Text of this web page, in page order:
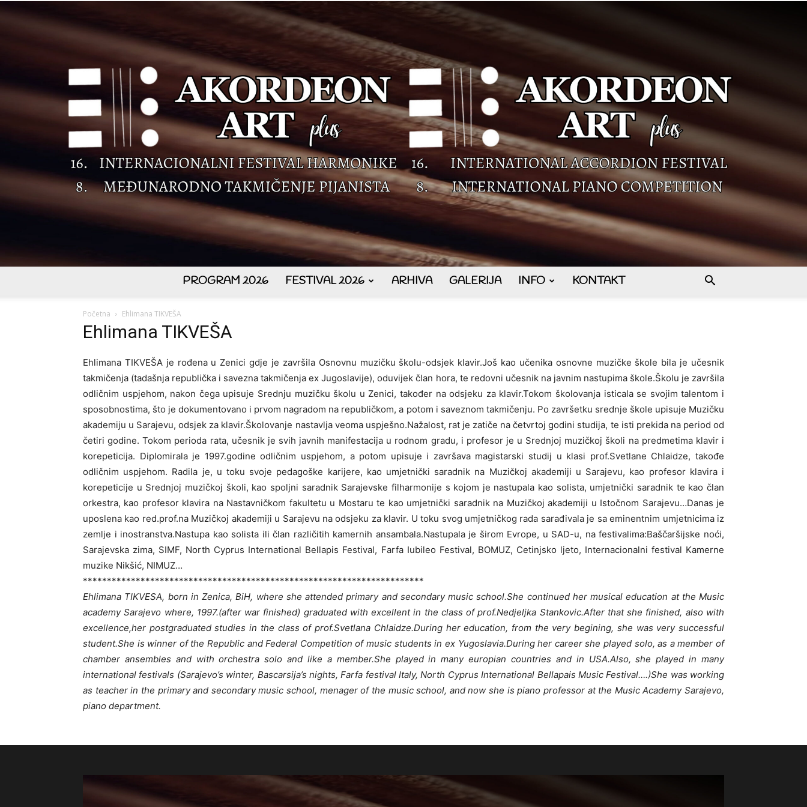
ART
plus
PROGRAM 2026 FESTIVAL 2026 ARHIVA GALERIJA INFO KONTAKT
Početna Ehlimana TIKVEŠA
Ehlimana TIKVEŠA
Ehlimana TIKVEŠA je rođena u Zenici gdje je završila Osnovnu muzičku školu-odsjek klavir.Još kao učenika osnovne muzičke škole bila je učesnik
takmičenja (tadašnja republička i savezna takmičenja ex Jugoslavije), oduvijek član hora, te redovni učesnik na javnim nastupima škole.Školu je završila
odličnim uspjehom, nakon čega upisuje Srednju muzičku školu u Zenici, također na odsjeku za klavir.Tokom školovanja isticala se svojim talentom i
sposobnostima, što je dokumentovano i prvom nagradom na republičkom, a potom i saveznom takmičenju. Po završetku srednje škole upisuje Muzičku
akademiju u Sarajevu, odsjek za klavir.Školovanje nastavlja veoma uspješno.Nažalost, rat je zatiče na četvrtoj godini studija, te isti prekida na period od
četiri godine. Tokom perioda rata, učesnik je svih javnih manifestacija u rodnom gradu, i profesor je u Srednjoj muzičkoj školi na predmetima klavir i
korepeticija. Diplomirala je 1997.godine odličnim uspjehom, a potom upisuje i završava magistarski studij u klasi prof.Svetlane Chlaidze, takođe
odličnim uspjehom. Radila je, u toku svoje pedagoške karijere, kao umjetnički saradnik na Muzičkoj akademiji u Sarajevu, kao profesor klavira i
korepeticije u Srednjoj muzičkoj školi, kao spoljni saradnik Sarajevske filharmonije s kojom je nastupala kao solista, umjetnički saradnik te kao član
orkestra, kao profesor klavira na Nastavničkom fakultetu u Mostaru te kao umjetnički saradnik na Muzičkoj akademiji u Istočnom Sarajevu…Danas je
uposlena kao red.prof.naMuzičkoj akademiji u Sarajevu na odsjeku za klavir. U toku svog umjetničkog rada sarađivala je sa eminentnim umjetnicima iz
zemlje i inostranstva.Nastupa kao solista ili član različitih kamernih ansambala.Nastupala je širom Evrope, u SAD-u, na festivalima:Baščaršijske noći,
Sarajevska zima, SIMF, North Cyprus International Bellapis Festival, Farfa Iubileo Festival, BOMUZ, Cetinjsko ljeto, Internacionalni festival Kamerne
muzike Nikšić, NIMUZ…
***********************************************************************
Ehlimana TIKVESA, born in Zenica, BiH, where she attended primary and secondary music school.She continued her musical education at the Music
academy Sarajevo where, 1997.(after war finished) graduated with excellent in the class of prof.Nedjeljka Stankovic.After that she finished, also with
excellence,her postgraduated studies in the class of prof.Svetlana Chlaidze.During her education, from the very begining, she was very successful
student.She is winner of the Republic and Federal Competition of music students in ex Yugoslavia.During her career she played solo, as a member of
chamber ansembles and with orchestra solo and like a member.She played in many europian countries and in USA.Also, she played in many
international festivals (Sarajevo’s winter, Bascarsija’s nights, Farfa festival Italy, North Cyprus International Bellapais Music Festival….)She was working
as teacher in the primary and secondary music school, menager of the music school, and now she is piano professor at the Music Academy Sarajevo,
piano department.